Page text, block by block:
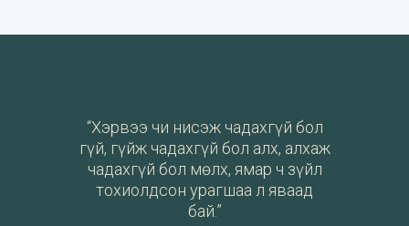
“Хэрвээ чи нисэж чадахгүй бол
гүй, гүйж чадахгүй бол алх, алхаж
чадахгүй бол мөлх, ямар ч зүйл
тохиолдсон урагшаа л яваад
бай.”